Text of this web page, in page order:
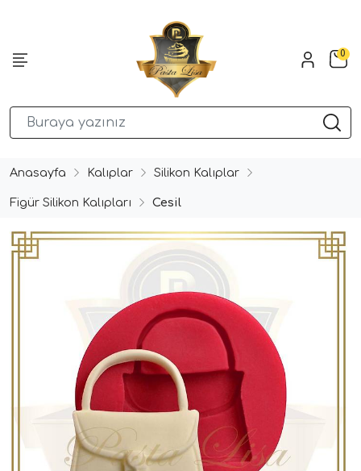
0
Anasayfa Kalıplar Silikon Kalıplar
Figür Silikon Kalıpları Cesil